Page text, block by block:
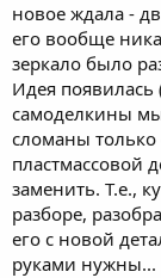
новое ждала -
его вообще
зеркало было
Идея появилась
самоделкины
сломаны
пластмассовой
заменить. Т.е.,
разборе,
его с новой
руками нужны...